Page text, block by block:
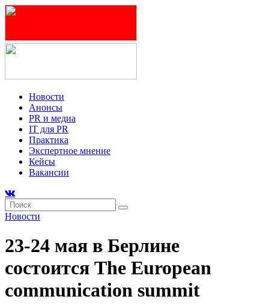
Новости
Анонсы
PR и медиа
IT для PR
Практика
Экспертное мнение
Кейсы
Вакансии
Новости
23-24 мая в Берлине
состоится The European
communication summit